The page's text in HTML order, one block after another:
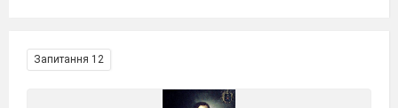
Запитання 12